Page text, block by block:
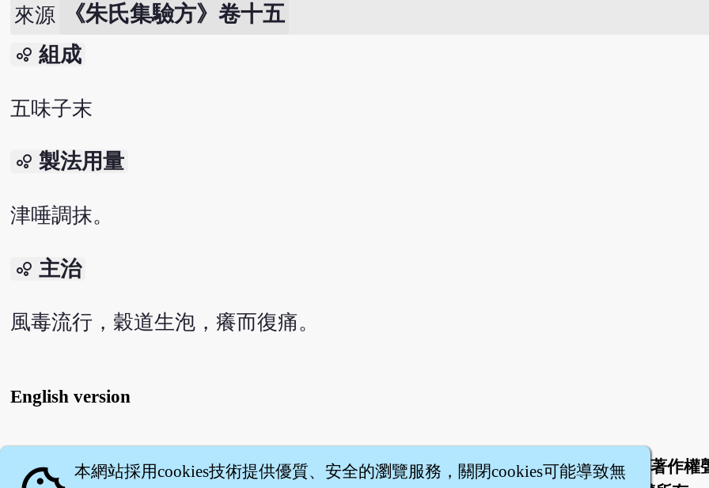
來源 《朱氏集驗方》卷十五
bubble_chart 組成
五味子末
bubble_chart 製法用量
津唾調抹。
bubble_chart 主治
風毒流行，穀道生泡，癢而復痛。
English version
關於 | 聯絡我們 服務條款 隱私權條款
著作權
本網站採用cookies技術提供優質、安全的瀏覽服務，關閉cookies可能導致無